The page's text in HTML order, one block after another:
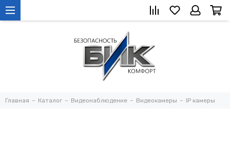
Главная Каталог Видеонаблюдение Видеокамеры IP камеры